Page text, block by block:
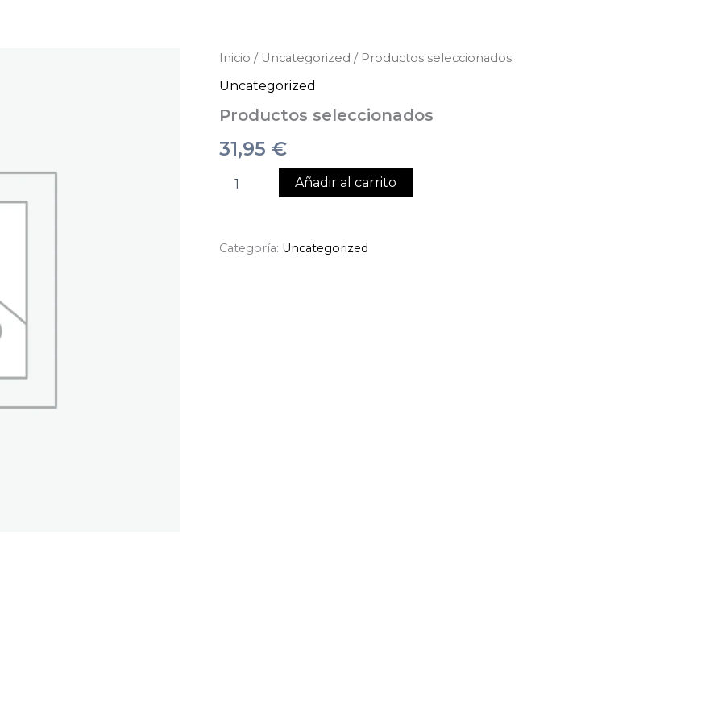
Inicio / Uncategorized / Productos seleccionados
Uncategorized
Productos seleccionados
31,95 €
Productos
cantidad
Añadir al carrito
Categoría: Uncategorized